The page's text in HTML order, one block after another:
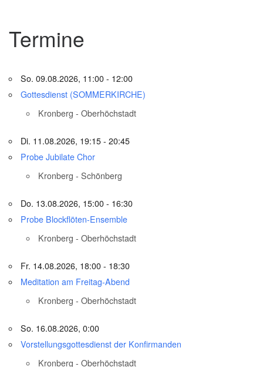
Termine
So. 09.08.2026, 11:00 - 12:00
Gottesdienst (SOMMERKIRCHE)
Kronberg - Oberhöchstadt
Di. 11.08.2026, 19:15 - 20:45
Probe Jubilate Chor
Kronberg - Schönberg
Do. 13.08.2026, 15:00 - 16:30
Probe Blockflöten-Ensemble
Kronberg - Oberhöchstadt
Fr. 14.08.2026, 18:00 - 18:30
Meditation am Freitag-Abend
Kronberg - Oberhöchstadt
So. 16.08.2026, 0:00
Vorstellungsgottesdienst der Konfirmanden
Kronberg - Oberhöchstadt